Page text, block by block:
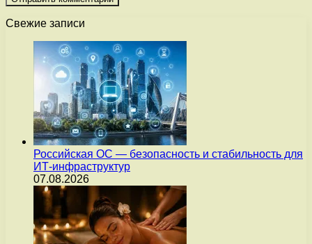
Свежие записи
Российская ОС — безопасность и стабильность для
ИТ-инфраструктур
07.08.2026